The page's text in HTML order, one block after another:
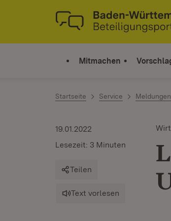
Zum Inhalt springen
Link zur Startseite
Mitmachen
Startseite Service Meldungen
19.01.2022
Lesezeit: 3 Minuten
Teilen
Text vorlesen